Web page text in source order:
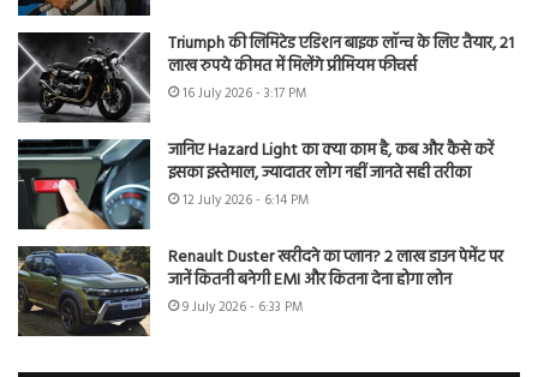
Triumph की लिमिटेड एडिशन बाइक लॉन्च के लिए तैयार, 21
लाख रुपये कीमत में मिलेंगे प्रीमियम फीचर्स
16 July 2026 - 3:17 PM
जानिए Hazard Light का क्या काम है, कब और कैसे करें
इसका इस्तेमाल, ज्यादातर लोग नहीं जानते सही तरीका
12 July 2026 - 6:14 PM
Renault Duster खरीदने का प्लान? 2 लाख डाउन पेमेंट पर
जानें कितनी बनेगी EMI और कितना देना होगा लोन
9 July 2026 - 6:33 PM